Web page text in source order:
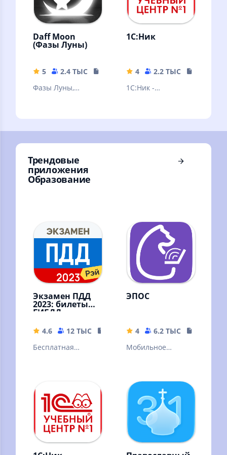
Daff Moon
(Фазы Луны)
5 2.4 ТЫС
13.96 MB
Фазы Луны,
Луны и Солнца
1С:Ник
4 2.2 ТЫС
1С:Ник -
№1 Фирмы "1С"
Трендовые
приложения
Образование
Экзамен ПДД
2023: билеты
ГИБДД
4.6 12 ТЫС
42.85 MB
Бесплатная
билетам ГИБДД
ПДД 2022, 2023
ЭПОС
4 6.2 ТЫС
Мобильное